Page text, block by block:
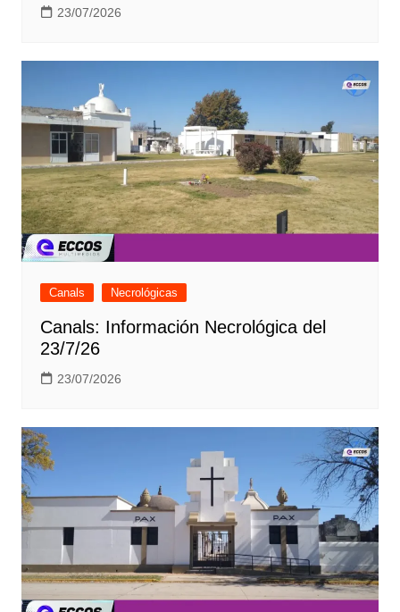
23/07/2026
Canals Necrológicas
Canals: Información Necrológica del
23/7/26
23/07/2026